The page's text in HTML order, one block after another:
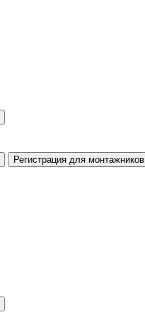
Регистрация для монтажников